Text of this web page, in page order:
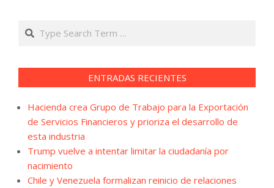
Search
ENTRADAS RECIENTES
Hacienda crea Grupo de Trabajo para la Exportación
de Servicios Financieros y prioriza el desarrollo de
esta industria
Trump vuelve a intentar limitar la ciudadanía por
nacimiento
Chile y Venezuela formalizan reinicio de relaciones